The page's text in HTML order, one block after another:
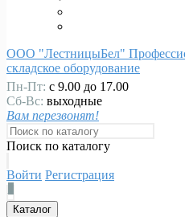
ООО "ЛестницыБел"
складское оборудование
Пн-Пт: с 9.00 до 17.00
Сб-Вс: выходные
Вам перезвонят!
Поиск по каталогу
Войти Регистрация
Каталог